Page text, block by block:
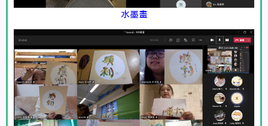
水墨畫